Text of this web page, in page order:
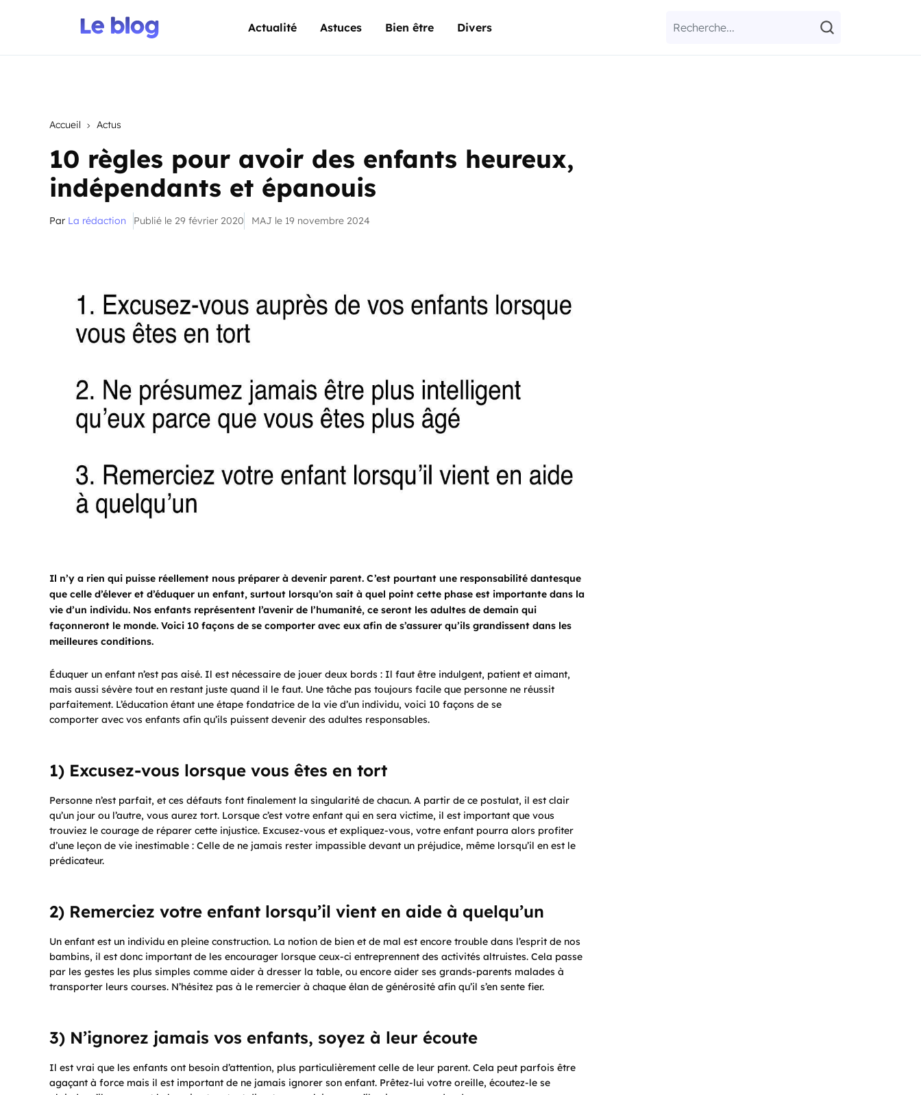
Actualité Astuces Bien être Divers
Accueil Actus
10 règles pour avoir des enfants heureux,
indépendants et épanouis
Par La rédaction Publié le 29 février 2020 MAJ le 19 novembre 2024
Il n’y a rien qui puisse réellement nous préparer à devenir parent. C’est pourtant une responsabilité dantesque
que celle d’élever et d’éduquer un enfant, surtout lorsqu’on sait à quel point cette phase est importante dans la
vie d’un individu. Nos enfants représentent l’avenir de l’humanité, ce seront les adultes de demain qui
façonneront le monde. Voici 10 façons de se comporter avec eux afin de s’assurer qu’ils grandissent dans les
meilleures conditions.
Éduquer un enfant n’est pas aisé. Il est nécessaire de jouer deux bords : Il faut être indulgent, patient et aimant,
mais aussi sévère tout en restant juste quand il le faut. Une tâche pas toujours facile que personne ne réussit
parfaitement. L’éducation étant une étape fondatrice de la vie d’un individu, voici 10 façons de se
comporter avec vos enfants afin qu’ils puissent devenir des adultes responsables.
1) Excusez-vous lorsque vous êtes en tort
Personne n’est parfait, et ces défauts font finalement la singularité de chacun. A partir de ce postulat, il est clair
qu’un jour ou l’autre, vous aurez tort. Lorsque c’est votre enfant qui en sera victime, il est important que vous
trouviez le courage de réparer cette injustice. Excusez-vous et expliquez-vous, votre enfant pourra alors profiter
d’une leçon de vie inestimable : Celle de ne jamais rester impassible devant un préjudice, même lorsqu’il en est le
prédicateur.
2) Remerciez votre enfant lorsqu’il vient en aide à quelqu’un
Un enfant est un individu en pleine construction. La notion de bien et de mal est encore trouble dans l’esprit de nos
bambins, il est donc important de les encourager lorsque ceux-ci entreprennent des activités altruistes. Cela passe
par les gestes les plus simples comme aider à dresser la table, ou encore aider ses grands-parents malades à
transporter leurs courses. N’hésitez pas à le remercier à chaque élan de générosité afin qu’il s’en sente fier.
3) N’ignorez jamais vos enfants, soyez à leur écoute
Il est vrai que les enfants ont besoin d’attention, plus particulièrement celle de leur parent. Cela peut parfois être
agaçant à force mais il est important de ne jamais ignorer son enfant. Prêtez-lui votre oreille, écoutez-le se